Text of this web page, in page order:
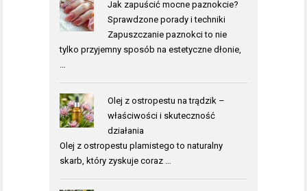
Jak zapuścić mocne paznokcie?
Sprawdzone porady i techniki
Zapuszczanie paznokci to nie
tylko przyjemny sposób na estetyczne dłonie,
…
Olej z ostropestu na trądzik –
właściwości i skuteczność
działania
Olej z ostropestu plamistego to naturalny
skarb, który zyskuje coraz …